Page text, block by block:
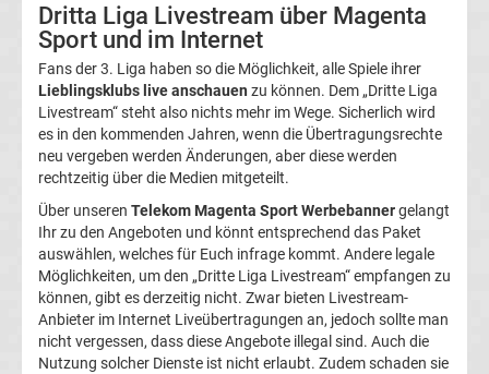
Conference
League
Tabelle
Formel
1
Rennkalender
Transfergerüchte
Dritta Liga Livestream über Magenta
Sport und im Internet
Fans der 3. Liga haben so die Möglichkeit, alle Spiele ihrer
Lieblingsklubs live anschauen zu können. Dem „Dritte Liga
Livestream“ steht also nichts mehr im Wege. Sicherlich wird
es in den kommenden Jahren, wenn die Übertragungsrechte
neu vergeben werden Änderungen, aber diese werden
rechtzeitig über die Medien mitgeteilt.
Über unseren Telekom Magenta Sport Werbebannergelangt
Ihr zu den Angeboten und könnt entsprechend das Paket
auswählen, welches für Euch infrage kommt. Andere legale
Möglichkeiten, um den „Dritte Liga Livestream“ empfangen zu
können, gibt es derzeitig nicht. Zwar bieten Livestream-
Anbieter im Internet Liveübertragungen an, jedoch sollte man
nicht vergessen, dass diese Angebote illegal sind. Auch die
Nutzung solcher Dienste ist nicht erlaubt. Zudem schaden sie